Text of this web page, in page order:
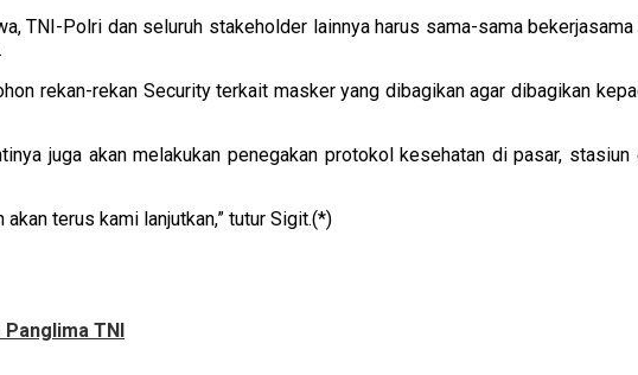
TNI-Polri dan seluruh stakeholder lainnya harus sama-sama
rekan-rekan Security terkait masker yang dibagikan agar dibagikan
juga akan melakukan penegakan protokol kesehatan di pasar,
terus kami lanjutkan,” tutur Sigit.(*)
TNI